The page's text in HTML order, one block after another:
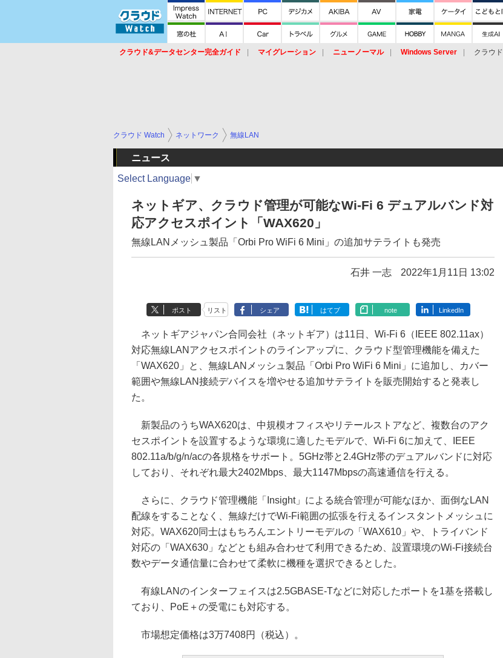
クラウド&データセンター完全ガイド マイグレーション ニューノーマル Windows Server クラウド
クラウド Watch ネットワーク 無線LAN
ニュース
Select Language ▼
ネットギア、クラウド管理が可能なWi-Fi 6 デュアルバンド対
応アクセスポイント「WAX620」
無線LANメッシュ製品「Orbi Pro WiFi 6 Mini」の追加サテライトも発売
石井 一志 2022年1月11日 13:02
ポスト リスト シェア はてブ note LinkedIn
ネットギアジャパン合同会社（ネットギア）は11日、Wi-Fi 6（IEEE 802.11ax）
対応無線LANアクセスポイントのラインアップに、クラウド型管理機能を備えた
「WAX620」と、無線LANメッシュ製品「Orbi Pro WiFi 6 Mini」に追加し、カバー
範囲や無線LAN接続デバイスを増やせる追加サテライトを販売開始すると発表し
た。
新製品のうちWAX620は、中規模オフィスやリテールストアなど、複数台のアク
セスポイントを設置するような環境に適したモデルで、Wi-Fi 6に加えて、IEEE
802.11a/b/g/n/acの各規格をサポート。5GHz帯と2.4GHz帯のデュアルバンドに対応
しており、それぞれ最大2402Mbps、最大1147Mbpsの高速通信を行える。
さらに、クラウド管理機能「Insight」による統合管理が可能なほか、面倒なLAN
配線をすることなく、無線だけでWi-Fi範囲の拡張を行えるインスタントメッシュに
対応。WAX620同士はもちろんエントリーモデルの「WAX610」や、トライバンド
対応の「WAX630」などとも組み合わせて利用できるため、設置環境のWi-Fi接続台
数やデータ通信量に合わせて柔軟に機種を選択できるとした。
有線LANのインターフェイスは2.5GBASE-Tなどに対応したポートを1基を搭載し
ており、PoE＋の受電にも対応する。
市場想定価格は3万7408円（税込）。